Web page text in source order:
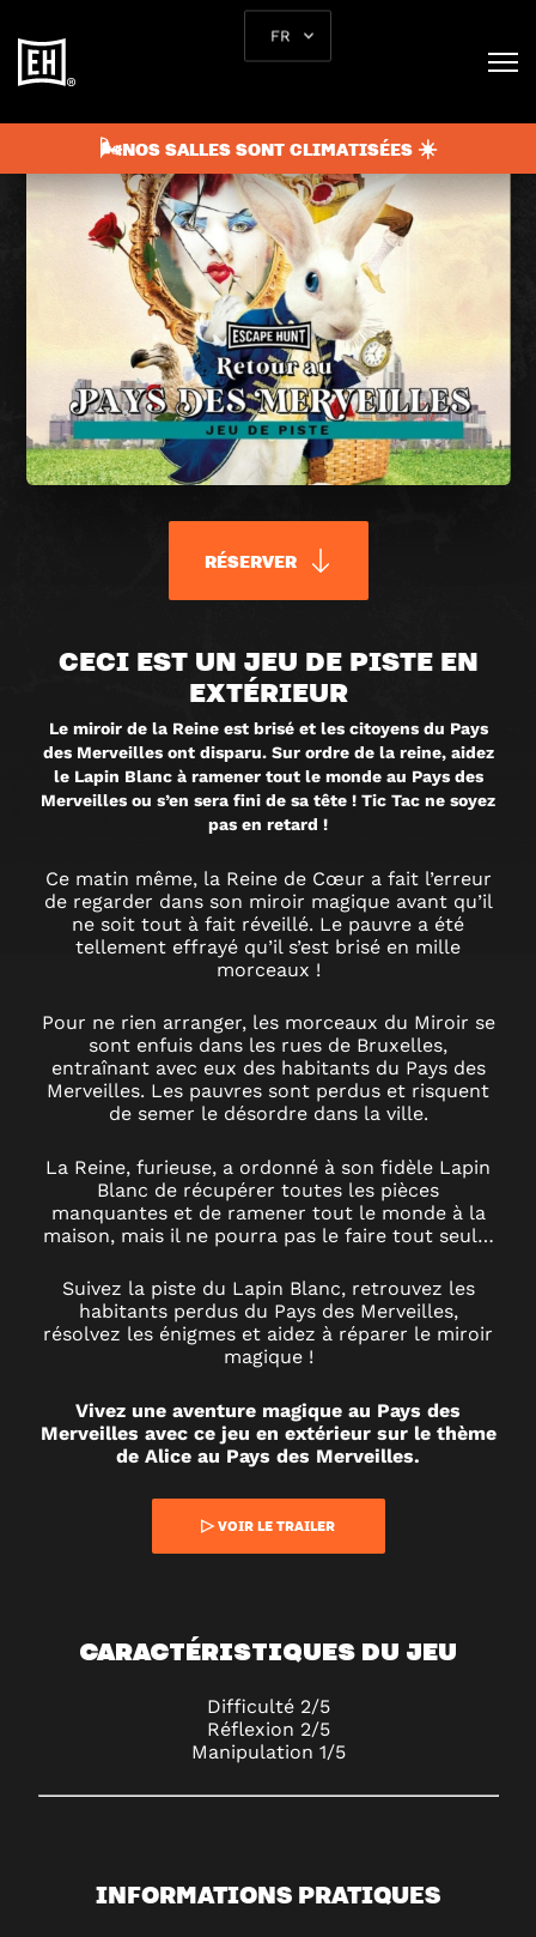
FR
🌬️NOS SALLES SONT CLIMATISÉES ☀️
RETOUR
AU
PAYS
DES
MERVEILLES
JEU
DE
PISTE
DANS
BRUXELLES
CECI EST UN JEU DE PISTE EN
EXTÉRIEUR
Le miroir de la Reine est brisé et les citoyens du Pays
des Merveilles ont disparu. Sur ordre de la reine, aidez
le Lapin Blanc à ramener tout le monde au Pays des
Merveilles ou s’en sera fini de sa tête ! Tic Tac ne soyez
pas en retard !
Ce matin même, la Reine de Cœur a fait l’erreur
de regarder dans son miroir magique avant qu’il
ne soit tout à fait réveillé. Le pauvre a été
tellement effrayé qu’il s’est brisé en mille
morceaux !
Pour ne rien arranger, les morceaux du Miroir se
sont enfuis dans les rues de Bruxelles,
entraînant avec eux des habitants du Pays des
Merveilles. Les pauvres sont perdus et risquent
de semer le désordre dans la ville.
La Reine, furieuse, a ordonné à son fidèle Lapin
Blanc de récupérer toutes les pièces
manquantes et de ramener tout le monde à la
maison, mais il ne pourra pas le faire tout seul…
Suivez la piste du Lapin Blanc, retrouvez les
habitants perdus du Pays des Merveilles,
résolvez les énigmes et aidez à réparer le miroir
magique !
Vivez une aventure magique au Pays des
Merveilles avec ce jeu en extérieur sur le thème
de Alice au Pays des Merveilles.
▷ VOIR LE TRAILER
CARACTÉRISTIQUES DU JEU
Difficulté 2/5
Réflexion 2/5
Manipulation 1/5
INFORMATIONS PRATIQUES
RÉSERVER